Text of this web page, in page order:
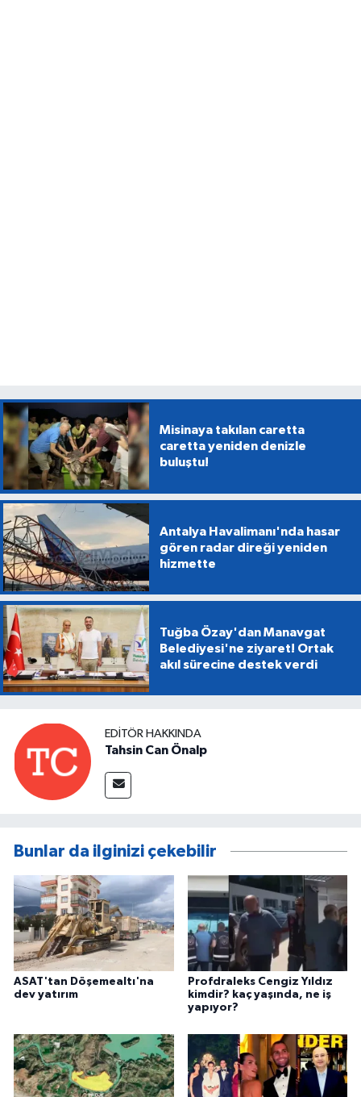
Misinaya takılan caretta
caretta yeniden denizle
buluştu!
Antalya Havalimanı'nda hasar
gören radar direği yeniden
hizmette
Tuğba Özay'dan Manavgat
Belediyesi'ne ziyaret! Ortak
akıl sürecine destek verdi
EDITÖR HAKKINDA
Tahsin Can Önalp
Bunlar da ilginizi çekebilir
ASAT'tan Döşemealtı'na
dev yatırım
Profdraleks Cengiz Yıldız
kimdir? kaç yaşında, ne iş
yapıyor?